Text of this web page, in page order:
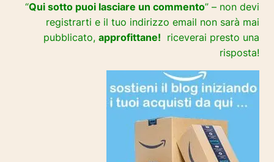
“Qui sotto puoi lasciare un commento” – non devi
registrarti e il tuo indirizzo email non sarà mai
pubblicato, approfittane! riceverai presto una
risposta!